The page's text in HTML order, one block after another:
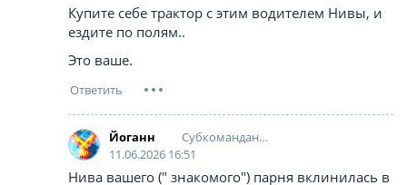
Купите себе трактор с этим водителем Нивы, и
ездите по полям..
Это ваше.
Йоганн
Cубкоманданте Маркос
11.06.2026 16:51
Нива вашего (" знакомого") парня вклинилась в